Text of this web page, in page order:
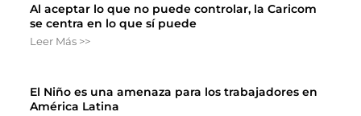
Al aceptar lo que no puede controlar, la Caricom
se centra en lo que sí puede
Leer Más >>
El Niño es una amenaza para los trabajadores en
América Latina